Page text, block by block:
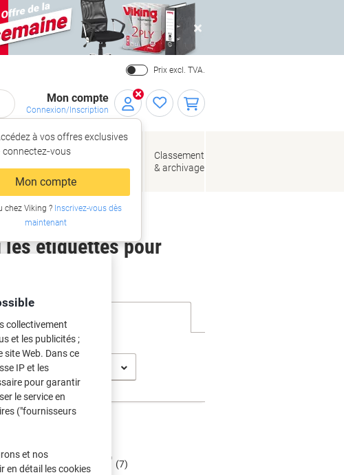
Close
Prix excl. TVA.
Mon compte
Connexion/Inscription
à vos offres exclusives
connectez‑vous
Mon compte
chez Viking ?Inscrivez-vous dès
maintenant
Papier,
enveloppes
&
emballage
de bureau
Classement
& archivage
les étiquettes pour
I-Sensys MF 724 CDW
Toner (7)
collectivement
et les publicités ;
Web. Dans ce
IP et les
pour garantir
le service en
("fournisseurs
et nos
en détail les cookies